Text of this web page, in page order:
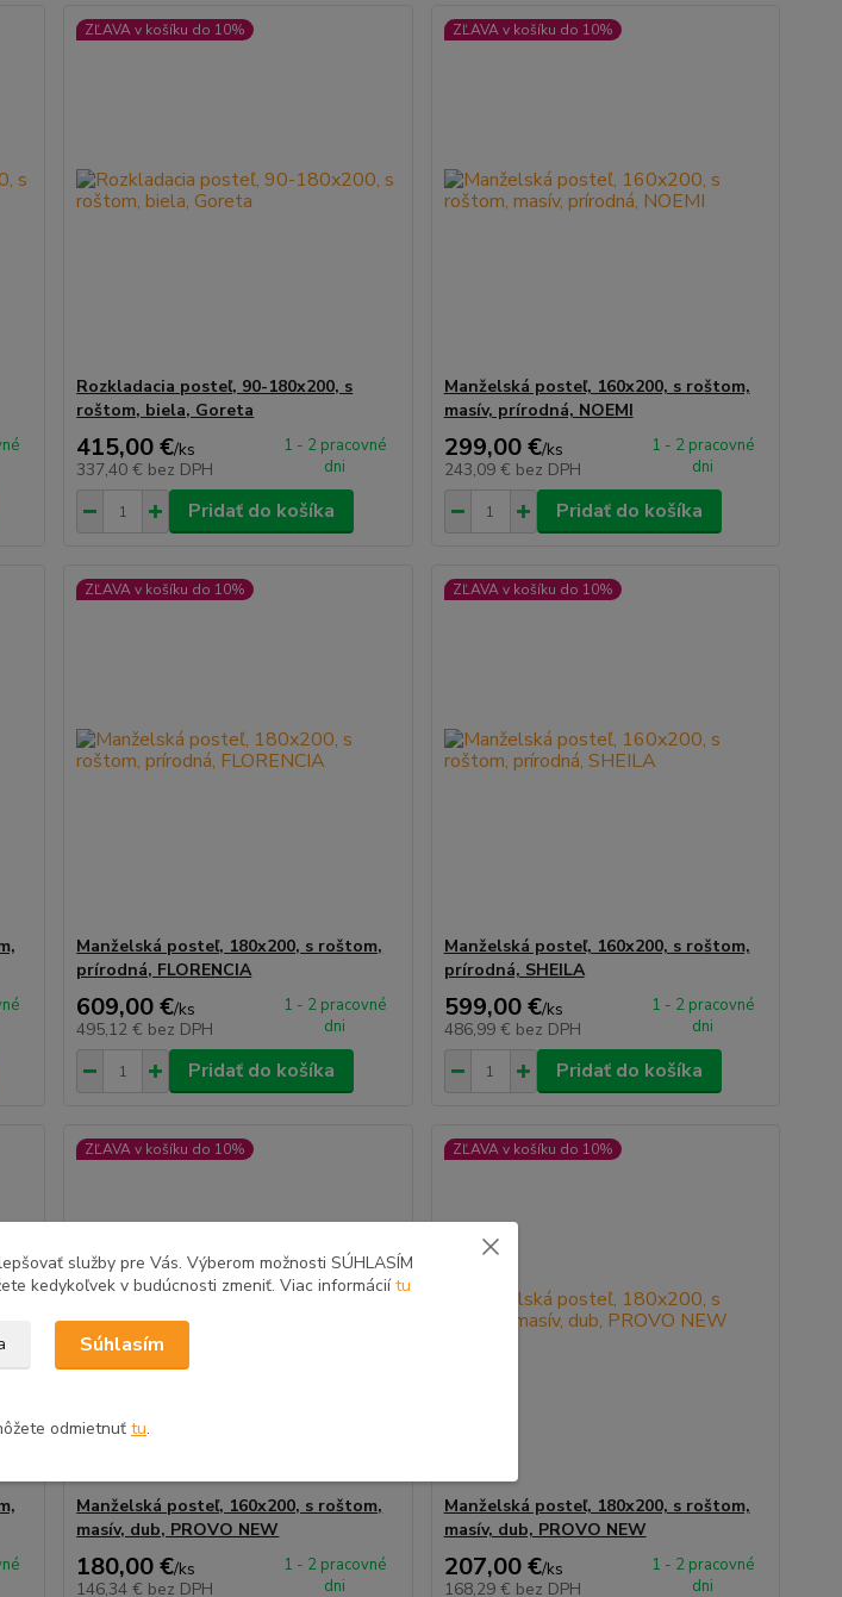
ZĽAVA v košíku do 10%
Rozkladacia posteľ, 90-180x200, s
roštom, biela, Goreta
415,00 €/ks
337,40 € bez DPH
1 - 2 pracovné
dni
Pridať do košíka
ZĽAVA v košíku do 10%
Manželská posteľ, 160x200, s roštom,
masív, prírodná, NOEMI
299,00 €/ks
243,09 € bez DPH
1 - 2 pracovné
dni
Pridať do košíka
ZĽAVA v košíku do 10%
Manželská posteľ, 180x200, s roštom,
prírodná, FLORENCIA
609,00 €/ks
495,12 € bez DPH
1 - 2 pracovné
dni
Pridať do košíka
ZĽAVA v košíku do 10%
Manželská posteľ, 160x200, s roštom,
prírodná, SHEILA
599,00 €/ks
486,99 € bez DPH
1 - 2 pracovné
dni
Pridať do košíka
ZĽAVA v košíku do 10%
Manželská posteľ, 160x200, s roštom,
masív, dub, PROVO NEW
180,00 €/ks
146,34 € bez DPH
1 - 2 pracovné
dni
ZĽAVA v košíku do 10%
Manželská posteľ, 180x200, s roštom,
masív, dub, PROVO NEW
207,00 €/ks
168,29 € bez DPH
1 - 2 pracovné
dni
služby pre Vás. Výberom možnosti SÚHLASÍM
kedykoľvek v budúcnosti zmeniť. Viac informáciítu
Súhlasím
odmietnuť tu.